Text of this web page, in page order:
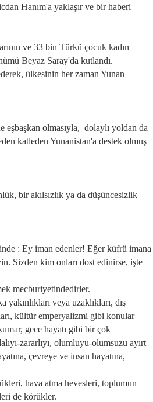
Hanım'a yaklaşır ve bir haberi
ve 33 bin Türkü çocuk kadın
Beyaz Saray'da kutlandı.
ülkesinin her zaman Yunan
olmasıyla, dolaylı yoldan da
katleden Yunanistan'a destek olmuş
bir akılsızlık ya da düşüncesizlik
: Ey iman edenler! Eğer küfrü imana
Sizden kim onları dost edinirse, işte
mecburiyetindedirler.
veya uzaklıkları, dış
kültür emperyalizmi gibi konular
gece hayatı gibi bir çok
zararlıyı, olumluyu-olumsuzu ayırt
çevreye ve insan hayatına,
hava atma hevesleri, toplumun
de körükler.